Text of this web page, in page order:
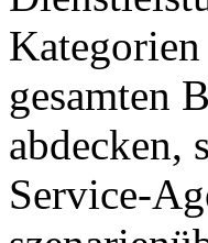
gesamten
abdecken,
Service-